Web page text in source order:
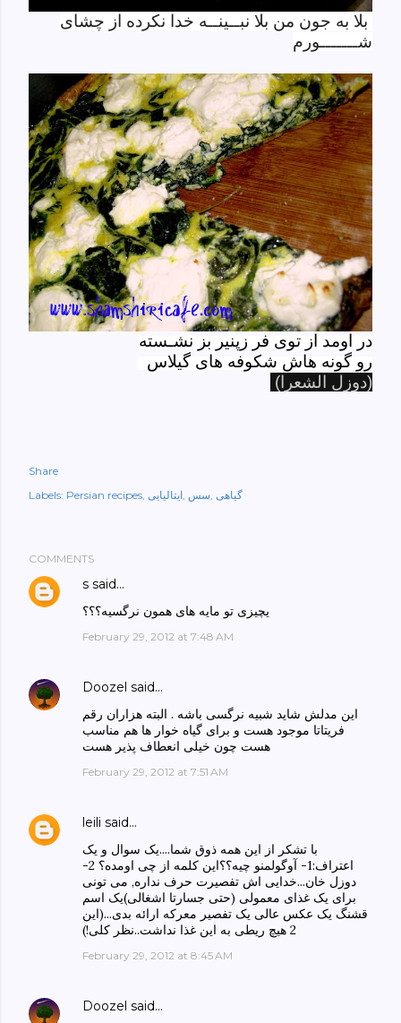
بلا به جون من بلا نبــینــه خدا نکرده از چشای
شـــــــورم
در اومد از توی فر زپنیر بز نشـسته
رو گونه هاش شکوفه های گیلاس
(دوزل الشعرا)
Share
Labels: Persian recipes ایتالیایی سس گیاهی
COMMENTS
s said…
یچیزی تو مایه های همون نرگسیه؟؟؟
February 29, 2012 at 7:48 AM
Doozel said…
این مدلش شاید شبیه نرگسی باشه . البته هزاران رقم
فریتاتا موجود هست و برای گیاه خوار ها هم مناسب
هست چون خیلی انعطاف پذیر هست
February 29, 2012 at 7:51 AM
leili said…
با تشکر از این همه ذوق شما....یک سوال و یک
اعتراف:1- آوگولمنو چیه؟؟این کلمه از چی اومده؟ 2-
دوزل خان...خدایی اش تفصیرت حرف نداره, می تونی
برای یک غذای معمولی (حتی جسارتا اشغالی)یک اسم
قشنگ یک عکس عالی یک تفصیر معرکه ارائه بدی...(این
2 هیچ ریطی به این غذا نداشت..نظر کلی!)
February 29, 2012 at 8:45 AM
Doozel said…